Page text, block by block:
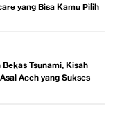
yang Bisa Kamu Pilih
Tsunami, Kisah
Aceh yang Sukses